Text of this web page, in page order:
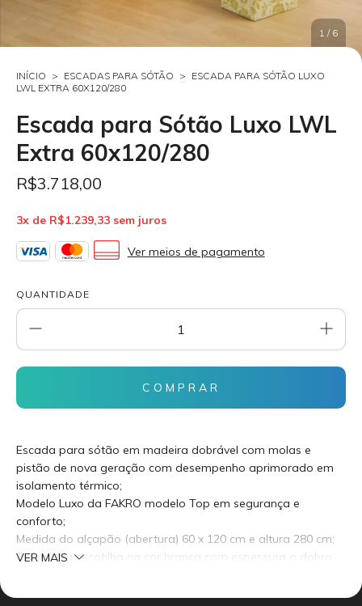
1 / 6
INÍCIO > ESCADAS PARA SÓTÃO > ESCADA PARA SÓTÃO LUXO
LWL EXTRA 60X120/280
Escada para Sótão Luxo LWL
Extra 60x120/280
R$3.718,00
3x de R$1.239,33 sem juros
Ver meios de pagamento
QUANTIDADE
Escada para sótão em madeira dobrável com molas e
pistão de nova geração com desempenho aprimorado em
isolamento térmico;
Modelo Luxo da FAKRO modelo Top em segurança e
conforto;
Medida do alçapão (abertura) 60 x 120 cm e altura 280 cm;
Tampa da escotilha na cor branca com espessura o dobro
VER MAIS